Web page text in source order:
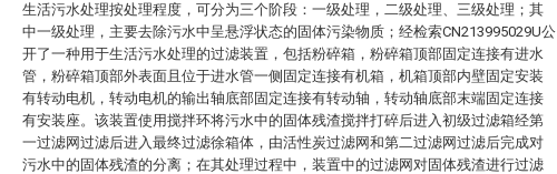
生活污水处理按处理程度，可分为三个阶段：一级处理，二级处理、三级处理；其
中一级处理，主要去除污水中呈悬浮状态的固体污染物质；经检索CN213995029U公
开了一种用于生活污水处理的过滤装置，包括粉碎箱，粉碎箱顶部固定连接有进水
管，粉碎箱顶部外表面且位于进水管一侧固定连接有机箱，机箱顶部内壁固定安装
有转动电机，转动电机的输出轴底部固定连接有转动轴，转动轴底部末端固定连接
有安装座。该装置使用搅拌环将污水中的固体残渣搅拌打碎后进入初级过滤箱经第
一过滤网过滤后进入最终过滤徐箱体，由活性炭过滤网和第二过滤网过滤后完成对
污水中的固体残渣的分离；在其处理过程中，装置中的过滤网对固体残渣进行过滤